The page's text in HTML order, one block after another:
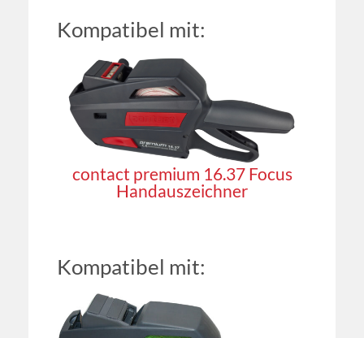
Kompatibel mit:
contact premium 16.37 Focus
Handauszeichner
Kompatibel mit: